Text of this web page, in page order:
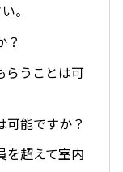
。
？
らうことは可
能ですか？
を超えて室内